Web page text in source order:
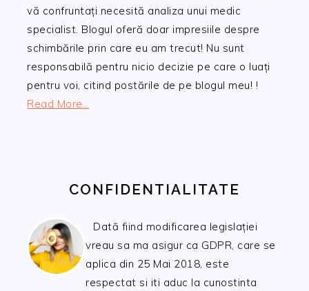
vă confruntați necesită analiza unui medic
specialist. Blogul oferă doar impresiile despre
schimbările prin care eu am trecut! Nu sunt
responsabilă pentru nicio decizie pe care o luați
pentru voi, citind postările de pe blogul meu! !
Read More…
CONFIDENTIALITATE
Dată fiind modificarea legislației
vreau sa ma asigur ca GDPR, care se
aplica din 25 Mai 2018, este
respectat si iti aduc la cunostinta